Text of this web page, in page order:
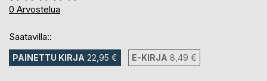
0%
0 Arvostelua
Saatavilla::
PAINETTU KIRJA 22,95 € E-KIRJA 8,49 €